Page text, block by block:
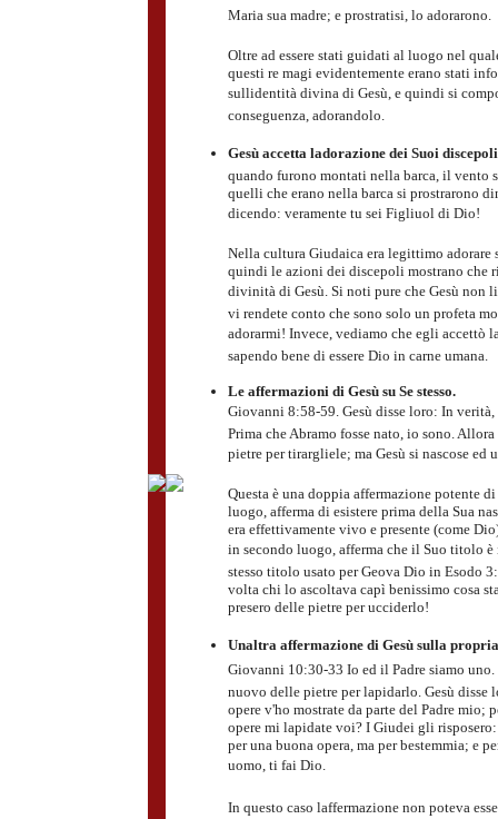
Maria sua madre; e prostratisi, lo adorarono.
Oltre ad essere stati guidati al luogo nel
questi re magi evidentemente erano stati
sullidentità divina di Gesù, e quindi si
conseguenza, adorandolo.
Gesù accetta ladorazione dei Suoi discepoli
quando furono montati nella barca, il vento
quelli che erano nella barca si prostrarono
dicendo: veramente tu sei Figliuol di Dio!
Nella cultura Giudaica era legittimo adorare
quindi le azioni dei discepoli mostrano che
divinità di Gesù. Si noti pure che Gesù non li
vi rendete conto che sono solo un profeta
adorarmi! Invece, vediamo che egli accettò
sapendo bene di essere Dio in carne umana.
Le affermazioni di Gesù su Se stesso.
Giovanni 8:58-59. Gesù disse loro: In
Prima che Abramo fosse nato, io sono. Allora
pietre per tirargliele; ma Gesù si nascose ed
Questa è una doppia affermazione potente
luogo, afferma di esistere prima della Sua
era effettivamente vivo e presente (come
in secondo luogo, afferma che il Suo titolo è
stesso titolo usato per Geova Dio in Esodo
volta chi lo ascoltava capì benissimo cosa
presero delle pietre per ucciderlo!
Unaltra affermazione di Gesù sulla
Giovanni 10:30-33 Io ed il Padre siamo
nuovo delle pietre per lapidarlo. Gesù disse
opere v'ho mostrate da parte del Padre mio;
opere mi lapidate voi? I Giudei gli
per una buona opera, ma per bestemmia; e
uomo, ti fai Dio.
In questo caso laffermazione non poteva